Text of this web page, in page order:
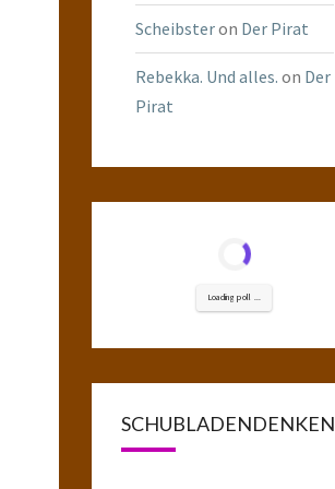
Scheibsteron Der Pirat
Rebekka. Und alles. on Der
Pirat
Loading poll ...
SCHUBLADENDENKEN